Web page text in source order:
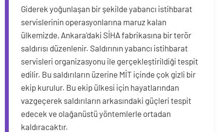
Giderek yoğunlaşan bir şekilde yabancı istihbarat
servislerinin operasyonlarına maruz kalan
ülkemizde, Ankara'daki SİHA fabrikasına bir terör
saldırısı düzenlenir. Saldırının yabancı istihbarat
servisleri organizasyonu ile gerçekleştirildiği tespit
edilir. Bu saldırıların üzerine MİT içinde çok gizli bir
ekip kurulur. Bu ekip ülkesi için hayatlarından
vazgeçerek saldırıların arkasındaki güçleri tespit
edecek ve olağanüstü yöntemlerle ortadan
kaldıracaktır.